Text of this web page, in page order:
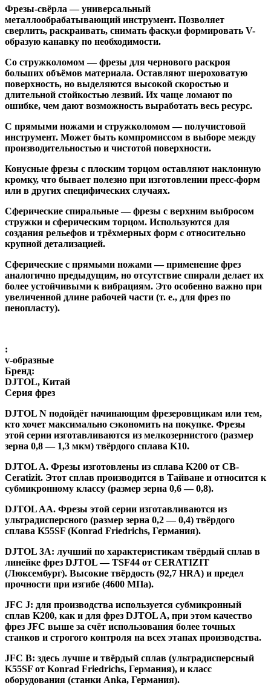
Фрезы-свёрла — универсальный
металлообрабатывающий инструмент. Позволяет
сверлить, раскраивать, снимать фаску.и формировать V-
образую канавку по необходимости.
Со стружколомом— фрезы для чернового раскроя
больших объёмов материала. Оставляют шероховатую
поверхность, но выделяются высокой скоростью и
длительной стойкостью лезвий. Их чаще ломают по
ошибке, чем дают возможность выработать весь ресурс.
С прямыми ножами и стружколомом— получистовой
инструмент. Может быть компромиссом в выборе между
производительностью и чистотой поверхности.
Конусные фрезы с плоским торцом оставляют наклонную
кромку, что бывает полезно при изготовлении пресс-форм
или в других специфических случаях.
Сферические спиральные— фрезы с верхним выбросом
стружки и сферическим торцом. Используются для
создания рельефов и трёхмерных форм с относительно
крупной детализацией.
Сферические с прямыми ножами— применение фрез
аналогично предыдущим, но отсутствие спирали делает их
более устойчивыми к вибрациям. Это особенно важно при
увеличенной длине рабочей части (т. е., для фрез по
пенопласту).
:
v-образные
Бренд:
DJTOL, Китай
Серия фрез
DJTOL N подойдёт начинающим фрезеровщикам или тем,
кто хочет максимально сэкономить на покупке. Фрезы
этой серии изготавливаются из мелкозернистого (размер
зерна 0,8 — 1,3 мкм) твёрдого сплава K10.
DJTOL A. Фрезы изготовлены из сплава K200 от CB-
Ceratizit. Этот сплав производится в Тайване и относится к
субмикронному классу (размер зерна 0,6 — 0,8).
DJTOL AA. Фрезы этой серии изготавливаются из
ультрадисперсного (размер зерна 0,2 — 0,4) твёрдого
сплава K55SF (Konrad Friedrichs, Германия).
DJTOL 3A: лучший по характеристикам твёрдый сплав в
линейке фрез DJTOL — TSF44 от CERATIZIT
(Люксембург). Высокие твёрдость (92,7 HRA) и предел
прочности при изгибе (4600 МПа).
JFC J: для производства используется субмикронный
сплав K200, как и для фрез DJTOL A, при этом качество
фрез JFC выше за счёт использования более точных
станков и строгого контроля на всех этапах производства.
JFC B: здесь лучше и твёрдый сплав (ультрадисперсный
K55SF от Konrad Friedrichs, Германия), и класс
оборудования (станки Anka, Германия).